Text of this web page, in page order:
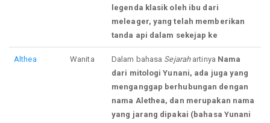
legenda klasik oleh ibu dari
meleager, yang telah memberikan
tanda api dalam sekejap ke
Althea Wanita Dalam bahasa Sejarahartinya Nama
dari mitologi Yunani, ada juga yang
menganggap berhubungan dengan
nama Alethea, dan merupakan nama
yang jarang dipakai (bahasa Yunani